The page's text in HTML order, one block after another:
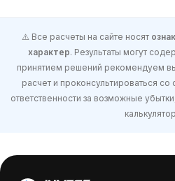
⚠️ Все расчеты на сайте носят
характер. Результаты могут
принятием решений рекомендуем
расчет и проконсультироваться
ответственности за возможные